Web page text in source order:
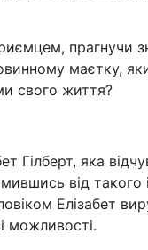
прагнучи
маєтку,
свого життя?
Гілберт, яка
від такого
Елізабет
можливості.